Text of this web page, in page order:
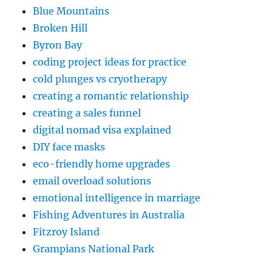
Blue Mountains
Broken Hill
Byron Bay
coding project ideas for practice
cold plunges vs cryotherapy
creating a romantic relationship
creating a sales funnel
digital nomad visa explained
DIY face masks
eco-friendly home upgrades
email overload solutions
emotional intelligence in marriage
Fishing Adventures in Australia
Fitzroy Island
Grampians National Park